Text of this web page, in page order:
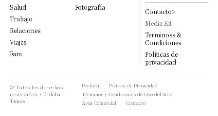
Salud
Trabajo
Relaciones
Viajes
Fam
Fotografía
Contacto>
Media Kit
Terminoss &
Condiciones
Políticas de
privacidad
© Todos los derechos
reservados, Córdoba
Times
Portada
Política de Privacidad
Términos y Condiciones de Uso del Sitio
Area Comercial
Contacto